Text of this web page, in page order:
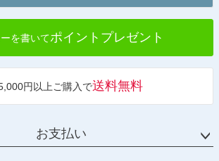
へ
を書いてポイントプレゼント
円以上ご購入で送料無料
お支払い